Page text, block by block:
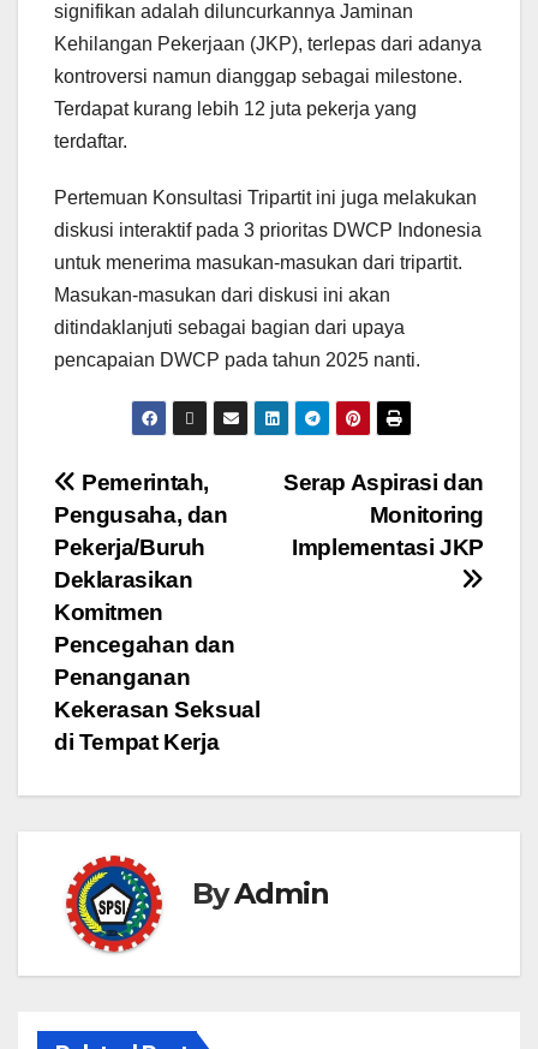
signifikan adalah diluncurkannya Jaminan
Kehilangan Pekerjaan (JKP), terlepas dari adanya
kontroversi namun dianggap sebagai milestone.
Terdapat kurang lebih 12 juta pekerja yang
terdaftar.
Pertemuan Konsultasi Tripartit ini juga melakukan
diskusi interaktif pada 3 prioritas DWCP Indonesia
untuk menerima masukan-masukan dari tripartit.
Masukan-masukan dari diskusi ini akan
ditindaklanjuti sebagai bagian dari upaya
pencapaian DWCP pada tahun 2025 nanti.
Serap Aspirasi dan
Monitoring
Implementasi JKP
Pemerintah,
Pengusaha, dan
Pekerja/Buruh
Deklarasikan
Komitmen
Pencegahan dan
Penanganan
Kekerasan Seksual
di Tempat Kerja
ByAdmin